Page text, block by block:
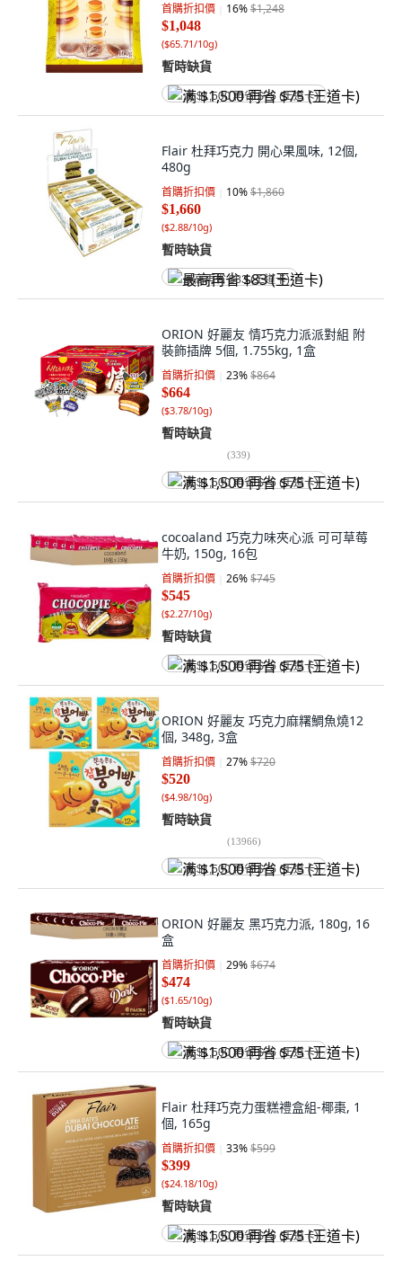
首購折扣價 16%$1,248
$1,048
($65.71/10g)
暫時缺貨
满 $1,500 再省 $75 (王道卡)
Flair 杜拜巧克力 開心果風味, 12個,
480g
首購折扣價 10%$1,860
$1,660
($2.88/10g)
暫時缺貨
最高再省 $83 (王道卡)
ORION 好麗友 情巧克力派派對組 附
裝飾插牌 5個, 1.755kg, 1盒
首購折扣價 23%$864
$664
($3.78/10g)
暫時缺貨
(339)
满 $1,500 再省 $75 (王道卡)
cocoaland 巧克力味夾心派 可可草莓
牛奶, 150g, 16包
首購折扣價 26%$745
$545
($2.27/10g)
暫時缺貨
满 $1,500 再省 $75 (王道卡)
ORION 好麗友 巧克力麻糬鯛魚燒12
個, 348g, 3盒
首購折扣價 27%$720
$520
($4.98/10g)
暫時缺貨
(13966)
满 $1,500 再省 $75 (王道卡)
ORION 好麗友 黑巧克力派, 180g, 16
盒
首購折扣價 29%$674
$474
($1.65/10g)
暫時缺貨
满 $1,500 再省 $75 (王道卡)
Flair 杜拜巧克力蛋糕禮盒組-椰棗, 1
個, 165g
首購折扣價 33%$599
$399
($24.18/10g)
暫時缺貨
满 $1,500 再省 $75 (王道卡)